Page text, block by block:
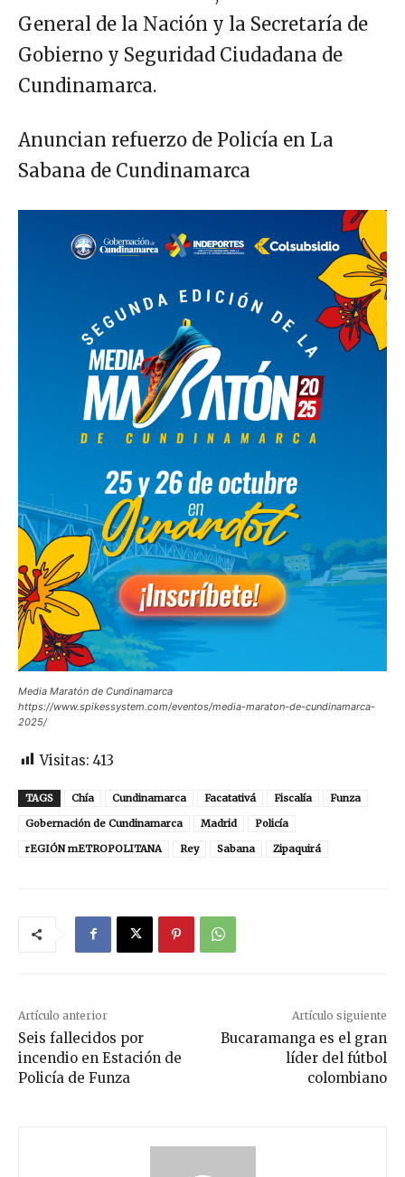
General de la Nación y la Secretaría de
Gobierno y Seguridad Ciudadana de
Cundinamarca.
Anuncian refuerzo de Policía en La
Sabana de Cundinamarca
Media Maratón de Cundinamarca
https://www.spikessystem.com/eventos/media-maraton-de-cundinamarca-
2025/
Visitas: 413
TAGS Chía Cundinamarca Facatativá Fiscalía
Funza
Gobernación de Cundinamarca
Madrid
Policía
rEGIÓN mETROPOLITANA
Rey Sabana Zipaquirá
Artículo anterior
Seis fallecidos por
incendio en Estación de
Policía de Funza
Artículo siguiente
Bucaramanga es el gran
líder del fútbol
colombiano